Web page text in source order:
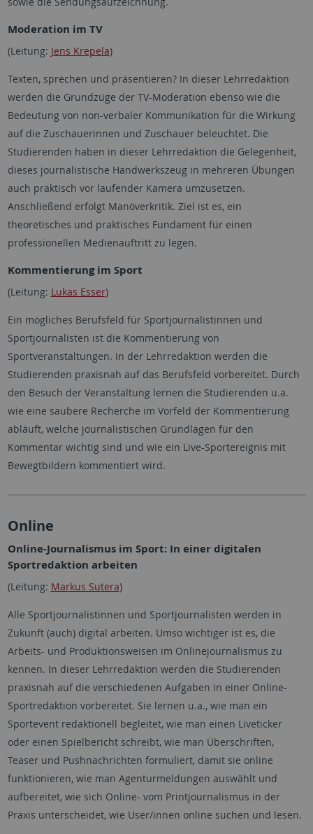
Moderation im TV
(Leitung: Jens Krepela)
Texten, sprechen und präsentieren? In dieser Lehrredaktion
werden die Grundzüge der TV-Moderation ebenso wie die
Bedeutung von non-verbaler Kommunikation für die Wirkung
auf die Zuschauerinnen und Zuschauer beleuchtet. Die
Studierenden haben in dieser Lehrredaktion die Gelegenheit,
dieses journalistische Handwerkszeug in mehreren Übungen
auch praktisch vor laufender Kamera umzusetzen.
Anschließend erfolgt Manöverkritik. Ziel ist es, ein
theoretisches und praktisches Fundament für einen
professionellen Medienauftritt zu legen.
Kommentierung im Sport
(Leitung: Lukas Esser)
Ein mögliches Berufsfeld für Sportjournalistinnen und
Sportjournalisten ist die Kommentierung von
Sportveranstaltungen. In der Lehrredaktion werden die
Studierenden praxisnah auf das Berufsfeld vorbereitet. Durch
den Besuch der Veranstaltung lernen die Studierenden u.a.
wie eine saubere Recherche im Vorfeld der Kommentierung
abläuft, welche journalistischen Grundlagen für den
Kommentar wichtig sind und wie ein Live-Sportereignis mit
Bewegtbildern kommentiert wird.
Online
Online-Journalismus im Sport: In einer digitalen
Sportredaktion arbeiten
(Leitung: Markus Sutera)
Alle Sportjournalistinnen und Sportjournalisten werden in
Zukunft (auch) digital arbeiten. Umso wichtiger ist es, die
Arbeits- und Produktionsweisen im Onlinejournalismus zu
kennen. In dieser Lehrredaktion werden die Studierenden
praxisnah auf die verschiedenen Aufgaben in einer Online-
Sportredaktion vorbereitet. Sie lernen u.a., wie man ein
Sportevent redaktionell begleitet, wie man einen Liveticker
oder einen Spielbericht schreibt, wie man Überschriften,
Teaser und Pushnachrichten formuliert, damit sie online
funktionieren, wie man Agenturmeldungen auswählt und
aufbereitet, wie sich Online- vom Printjournalismus in der
Praxis unterscheidet, wie User/innen online suchen und lesen.